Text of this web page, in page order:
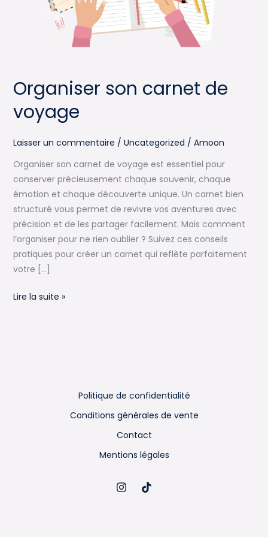
Organiser son carnet de
voyage
Laisser un commentaire / Uncategorized / Amoon
Organiser son carnet de voyage est essentiel pour
conserver précieusement chaque souvenir, chaque
émotion et chaque découverte unique. Un carnet bien
structuré vous permet de revivre vos aventures avec
précision et de les partager facilement. Mais comment
l’organiser pour ne rien oublier ? Suivez ces conseils
pratiques pour créer un carnet qui reflète parfaitement
votre […]
Organiser
Lire la suite »
Politique de confidentialité
Conditions générales de vente
Contact
Mentions légales